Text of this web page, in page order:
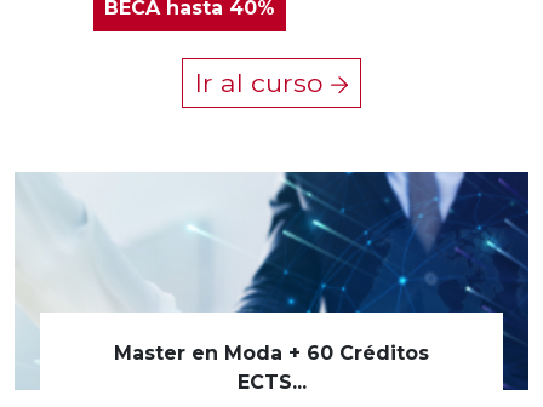
BECA hasta 40%
Ir al curso
Master en Moda + 60 Créditos
ECTS...